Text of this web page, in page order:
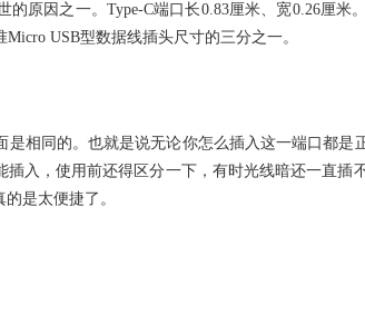
原因之一。Type-C端口长0.83厘米、宽0.26厘米
USB型数据线插头尺寸的三分之一。
是相同的。也就是说无论你怎么插入这一端口都是
入，使用前还得区分一下，有时光线暗还一直插
是太便捷了。